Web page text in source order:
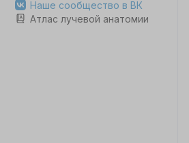
Наше сообщество в ВК
Атлас лучевой анатомии